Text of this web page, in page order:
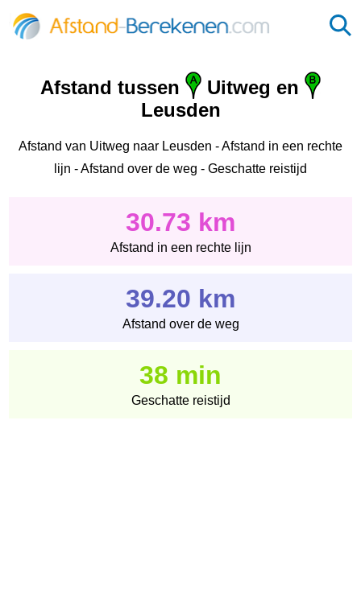
Afstand tussen
Uitweg en
Leusden
Afstand van Uitweg naar Leusden - Afstand in een rechte
lijn - Afstand over de weg - Geschatte reistijd
30.73 km
Afstand in een rechte lijn
39.20 km
Afstand over de weg
38 min
Geschatte reistijd